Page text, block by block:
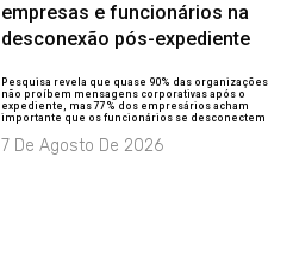
empresas e funcionários na
desconexão pós-expediente
Pesquisa revela que quase 90% das organizações
não proíbem mensagens corporativas após o
expediente, mas 77% dos empresários acham
importante que os funcionários se desconectem
7 De Agosto De 2026